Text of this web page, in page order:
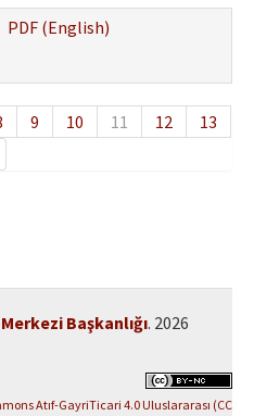
PDF (English)
9 10 11 12
13
Başkanlığı. 2026
Atıf-GayriTicari 4.0 Uluslararası (CC